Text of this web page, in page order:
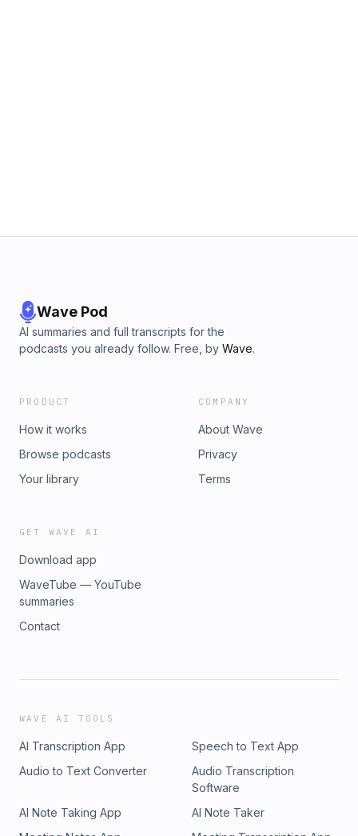
Wave Pod
AI summaries and full transcripts for the
podcasts you already follow. Free, by Wave.
PRODUCT
How it works
Browse podcasts
Your library
COMPANY
About Wave
Privacy
Terms
GET WAVE AI
Download app
WaveTube — YouTube
summaries
Contact
WAVE AI TOOLS
AI Transcription App
Speech to Text App
Audio to Text Converter
Audio Transcription
Software
AI Note Taking App
AI Note Taker